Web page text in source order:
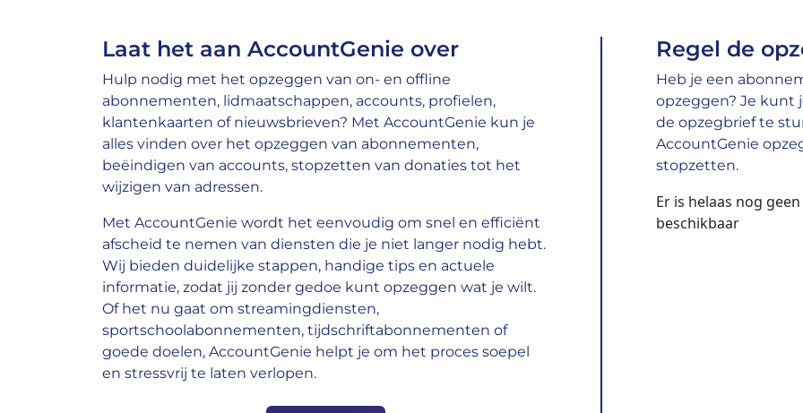
Laat het aan AccountGenie over
Hulp nodig met het opzeggen van on- en offline
abonnementen, lidmaatschappen, accounts, profielen,
klantenkaarten of nieuwsbrieven? Met AccountGenie kun je
alles vinden over het opzeggen van abonnementen,
beëindigen van accounts, stopzetten van donaties tot het
wijzigen van adressen.
Met AccountGenie wordt het eenvoudig om snel en efficiënt
afscheid te nemen van diensten die je niet langer nodig hebt.
Wij bieden duidelijke stappen, handige tips en actuele
informatie, zodat jij zonder gedoe kunt opzeggen wat je wilt.
Of het nu gaat om streamingdiensten,
sportschoolabonnementen, tijdschriftabonnementen of
goede doelen, AccountGenie helpt je om het proces soepel
en stressvrij te laten verlopen.
Regel de
Heb je een
opzeggen? Je kunt
de opzegbrief te
AccountGenie
stopzetten.
Er is helaas nog
beschikbaar